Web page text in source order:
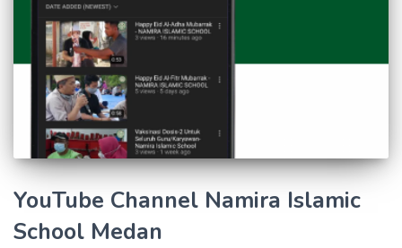
YouTube Channel Namira Islamic
School Medan